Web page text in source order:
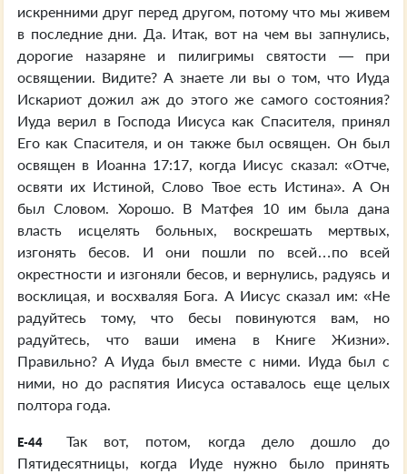
искренними друг перед другом, потому что мы живем
в последние дни. Да. Итак, вот на чем вы запнулись,
дорогие назаряне и пилигримы святости — при
освящении. Видите? А знаете ли вы о том, что Иуда
Искариот дожил аж до этого же самого состояния?
Иуда верил в Господа Иисуса как Спасителя, принял
Его как Спасителя, и он также был освящен. Он был
освящен в Иоанна 17:17, когда Иисус сказал: «Отче,
освяти их Истиной, Слово Твое есть Истина». А Он
был Словом. Хорошо. В Матфея 10 им была дана
власть исцелять больных, воскрешать мертвых,
изгонять бесов. И они пошли по всей…по всей
окрестности и изгоняли бесов, и вернулись, радуясь и
восклицая, и восхваляя Бога. А Иисус сказал им: «Не
радуйтесь тому, что бесы повинуются вам, но
радуйтесь, что ваши имена в Книге Жизни».
Правильно? А Иуда был вместе с ними. Иуда был с
ними, но до распятия Иисуса оставалось еще целых
полтора года.
E-44
Так вот, потом, когда дело дошло до
Пятидесятницы, когда Иуде нужно было принять